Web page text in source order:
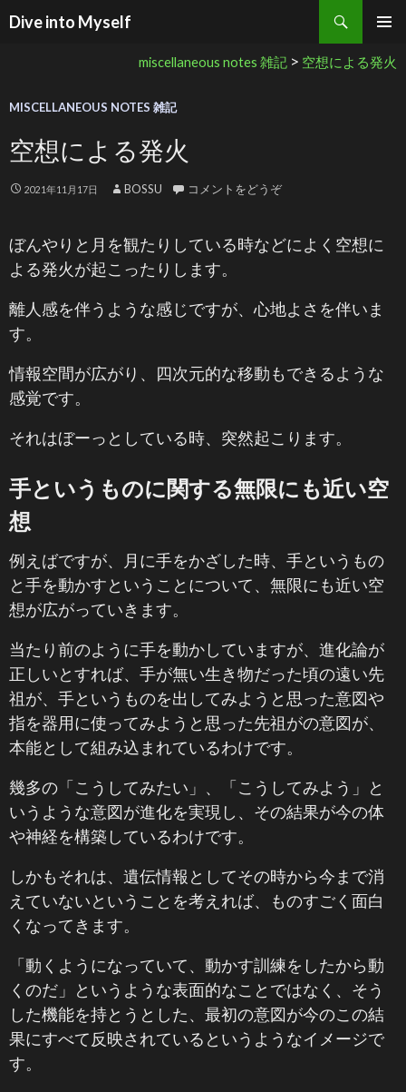
Dive into Myself
検索
miscellaneous notes 雑記 > 空想による発火
MISCELLANEOUS NOTES 雑記
空想による発火
2021年11月17日 BOSSU コメントをどうぞ
ぼんやりと月を観たりしている時などによく空想に
よる発火が起こったりします。
離人感を伴うような感じですが、心地よさを伴いま
す。
情報空間が広がり、四次元的な移動もできるような
感覚です。
それはぼーっとしている時、突然起こります。
手というものに関する無限にも近い空
想
例えばですが、月に手をかざした時、手というもの
と手を動かすということについて、無限にも近い空
想が広がっていきます。
当たり前のように手を動かしていますが、進化論が
正しいとすれば、手が無い生き物だった頃の遠い先
祖が、手というものを出してみようと思った意図や
指を器用に使ってみようと思った先祖がの意図が、
本能として組み込まれているわけです。
幾多の「こうしてみたい」、「こうしてみよう」と
いうような意図が進化を実現し、その結果が今の体
や神経を構築しているわけです。
しかもそれは、遺伝情報としてその時から今まで消
えていないということを考えれば、ものすごく面白
くなってきます。
「動くようになっていて、動かす訓練をしたから動
くのだ」というような表面的なことではなく、そう
した機能を持とうとした、最初の意図が今のこの結
果にすべて反映されているというようなイメージで
す。